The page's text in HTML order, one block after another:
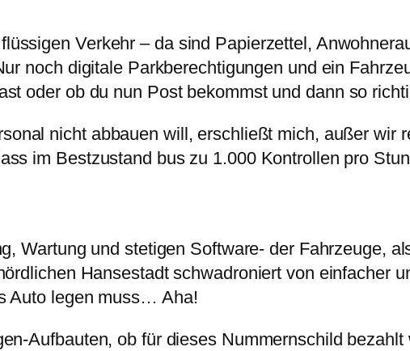
Verkehr – da sind Papierzettel,
noch digitale Parkberechtigungen und ein
oder ob du nun Post bekommst und dann so
nicht abbauen will, erschließt mich, außer wir
im Bestzustand bus zu 1.000 Kontrollen pro
Wartung und stetigen Software- der Fahrzeuge,
Hansestadt schwadroniert von einfacher
Auto legen muss… Aha!
Aufbauten, ob für dieses Nummernschild bezahlt